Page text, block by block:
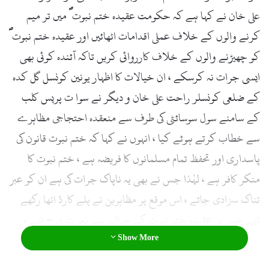
علی خان نے کہا ہے کہ حکومت عقیدہ ختم نبوتؐ میں تر میم
کرنے والوں کے خلاف عملی اقدامات اٹھائیں اور عقیدہ ختم نبوتؐ
کو چھیڑنے والوں کے خلاف کارروائی کریں تاکہ آئندہ کوئی بھی
ایسی جرات نہ کرسکے ، ان خیالات کا اظہار یونین کونسل گل کدہ
کے ضلعی کونسلر راحت علی خان و دیگر نے سوا ت پریس کلب
کے سامنے سول سوسائٹی کی طرف سے منعقدہ احتجاجی مظاہرے
سے خطاب کرتے ہوئے کیا ، انہوں نے کہا کہ ختم نبوت قانون کی
پاسداری اور تحفظ تمام مسلمانوں کا فریضہ ہے ، ختم نبوت کا
منکر کافر ہے ، لہٰذا جس نے بھی یہ ناپاک جرات کی ہے ان کو عبر
تناک سزادی جائے ، اس موقع پر مظاہرین نے پلے کارڈ اٹھا رکھے
مقررین نے کہا کہ عقیدہ ختم نبوت میں کی قسم کی ترامیم برداشت
Show More